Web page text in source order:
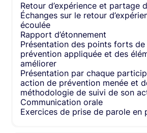
Retour d’expérience et partage
Échanges sur le retour
écoulée
Rapport d’étonnement
Présentation des points forts
prévention appliquée et des
améliorer
Présentation par chaque
action de prévention menée et
méthodologie de suivi de son
Communication orale
Exercices de prise de parole en